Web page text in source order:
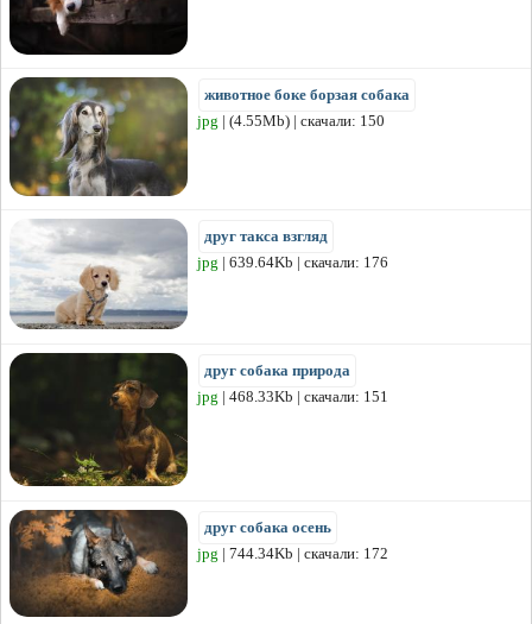
животное боке борзая собака
jpg | (4.55Mb) | скачали: 150
друг такса взгляд
jpg | 639.64Kb | скачали: 176
друг собака природа
jpg | 468.33Kb | скачали: 151
друг собака осень
jpg | 744.34Kb | скачали: 172